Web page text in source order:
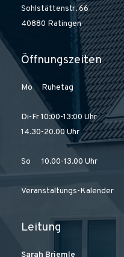
Sohlstättenstr. 66
40880 Ratingen
Öffnungszeiten
Mo Ruhetag
Di-Fr 10:00-13:00 Uhr
14.30-20.00 Uhr
So 10.00-13.00 Uhr
Veranstaltungs-Kalender
Leitung